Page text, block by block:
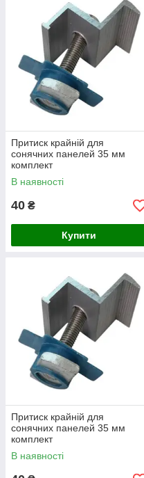
Притиск крайній для
сонячних панелей 35 мм
комплект
В наявності
40 ₴
Купити
Притиск крайній для
сонячних панелей 35 мм
комплект
В наявності